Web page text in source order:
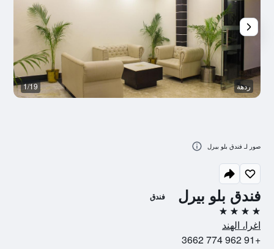
فندق بلو بيرل فندق
4 نجوم
اغرا، الهند
+91 962 774 3662
ردهة 1/19
صور لـ فندق بلو بيرل